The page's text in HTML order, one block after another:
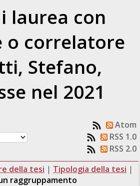
laurea con
o correlatore
Stefano,
nel 2021
Atom
RSS 1.0
RSS 2.0
della tesi | Tipologia della tesi |
raggruppamento